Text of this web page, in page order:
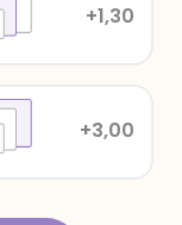
+1,30
+3,00